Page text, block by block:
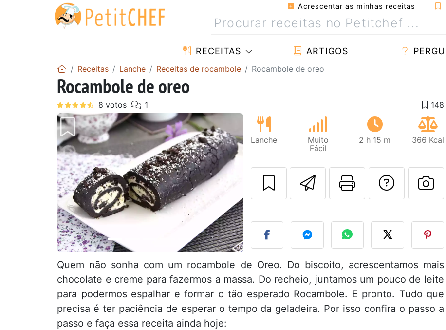
Acrescentar as minhas receitas
RECEITAS ARTIGOS
Receitas Lanche Receitas de rocambole Rocambole de oreo
Rocambole de oreo
Anterior
Lanche
Muito
Fácil
2 h 15 m 366 Kcal
Enviar esta
ImprimaFalar
Quem não sonha com um rocambole de Oreo. Do biscoito, acrescentamos mais
chocolate e creme para fazermos a massa. Do recheio, juntamos um pouco de leite
para podermos espalhar e formar o tão esperado Rocambole. E pronto. Tudo que
precisa é ter paciência de esperar o tempo da geladeira. Por isso confira o passo a
passo e faça essa receita ainda hoje: